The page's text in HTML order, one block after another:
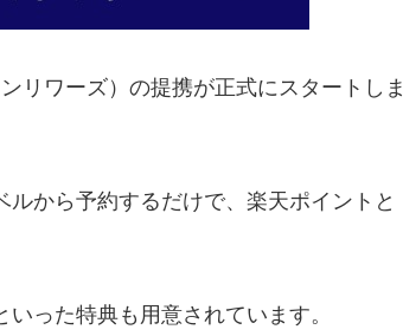
リワーズ）の提携が正式にスタートしま
から予約するだけで、楽天ポイントと
った特典も用意されています。